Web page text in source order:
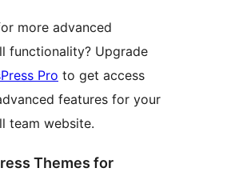
more advanced
functionality? Upgrade
Pro to get access
features for your
team website.
Themes for